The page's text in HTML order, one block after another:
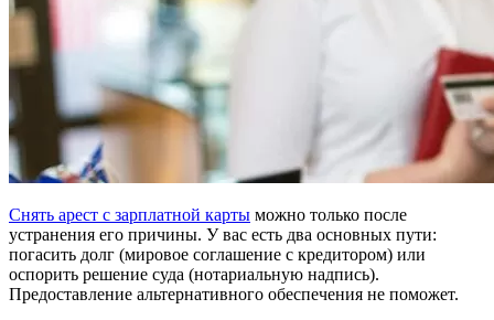
Снять арест с зарплатной карты можно только после
устранения его причины. У вас есть два основных пути:
погасить долг (мировое соглашение с кредитором) или
оспорить решение суда (нотариальную надпись).
Предоставление альтернативного обеспечения не поможет.